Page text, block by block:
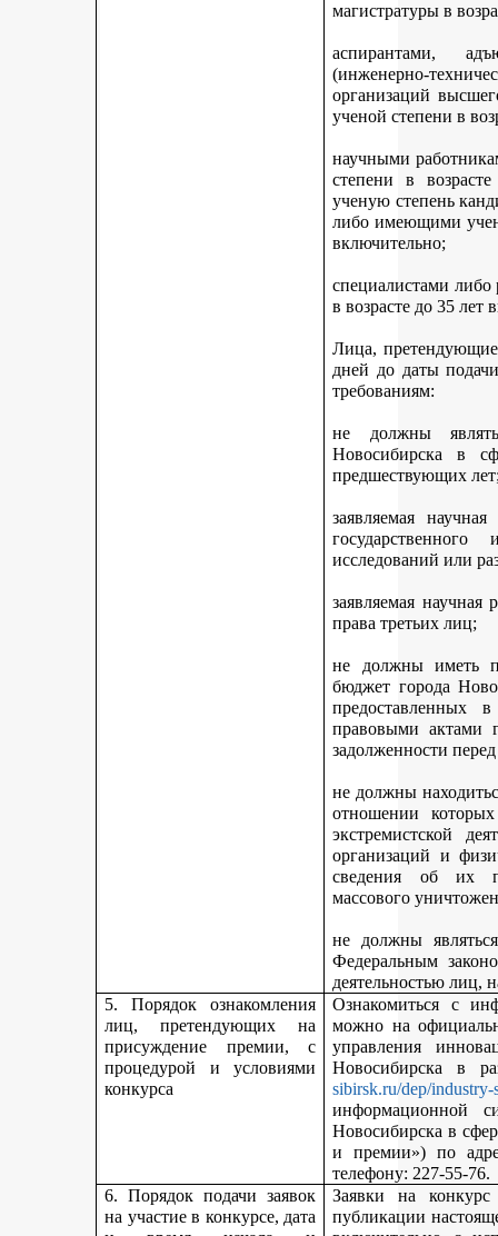
магистратуры в
аспирантами,
(инженерно-
организаций
ученой степени в
научными
степени в
ученую степень
либо имеющими
включительно;
специалистами
в возрасте до 35 лет
Лица,
дней до даты
требованиям:
не должны
Новосибирска в
предшествующих
заявляемая
исследований или
заявляемая
права третьих лиц;
не должны иметь
бюджет города
предоставленных
правовыми актами
задолженности
не должны
отношении
экстремистской
организаций и
сведения об их
массового
не должны
Федеральным
деятельностью лиц,
5. Порядок ознакомления
лиц, претендующих на
присуждение премии, с
процедурой и условиями
конкурса
Ознакомиться с
можно на
управления
Новосибирска в
sibirsk.ru/dep/industry-
информационной
Новосибирска в
и премии») по
телефону: 227-55-76.
6. Порядок подачи заявок
на участие в конкурсе, дата
Заявки на
публикации